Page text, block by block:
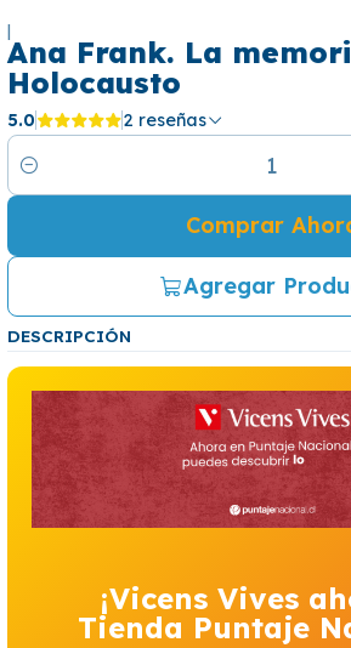
|
Ana Frank. La
Holocausto
5.0 2 reseñas
Cantidad
Agregar
Comprar
DESCRIPCIÓN
¡Vicens Vives
Tienda Puntaje